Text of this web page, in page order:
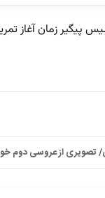
زمان آغاز
از عروسی دوم